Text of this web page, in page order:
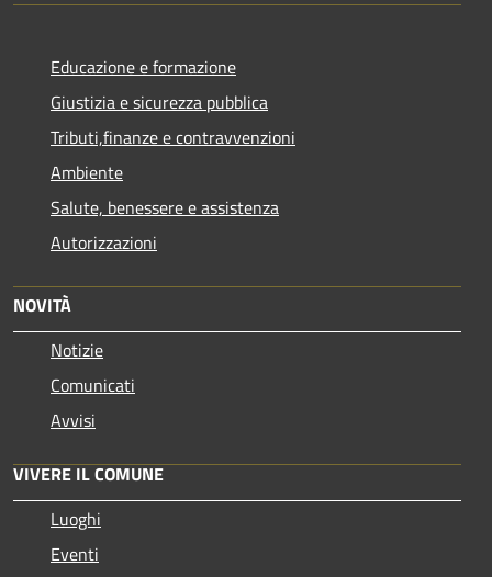
Educazione e formazione
Giustizia e sicurezza pubblica
Tributi,finanze e contravvenzioni
Ambiente
Salute, benessere e assistenza
Autorizzazioni
NOVITÀ
Notizie
Comunicati
Avvisi
VIVERE IL COMUNE
Luoghi
Eventi